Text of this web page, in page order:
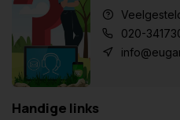
020-
Handige links